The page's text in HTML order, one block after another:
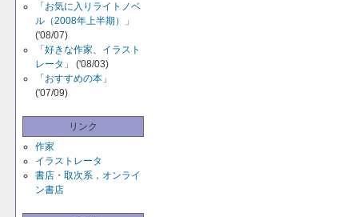
「お気に入りライトノベ
ル（2008年上半期）」
('08/07)
「好きな作家、イラスト
レータ」
('08/03)
「おすすめの本」
('07/09)
リンク
作家
イラストレータ
書店・取次系，オンライ
ン書店